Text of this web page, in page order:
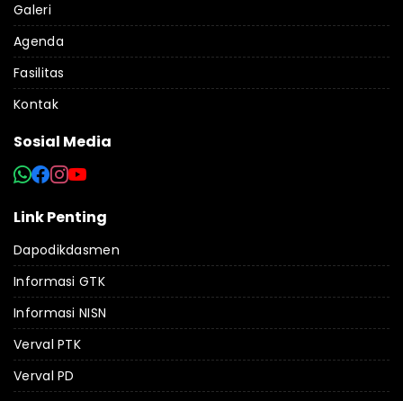
Galeri
Agenda
Fasilitas
Kontak
Sosial Media
Link Penting
Dapodikdasmen
Informasi GTK
Informasi NISN
Verval PTK
Verval PD